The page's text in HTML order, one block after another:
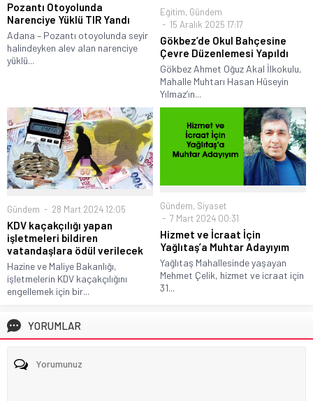
Pozantı Otoyolunda
Narenciye Yüklü TIR Yandı
Adana – Pozantı otoyolunda seyir
halindeyken alev alan narenciye
yüklü...
Eğitim, Gündem
15 Aralık 2025 17:17
Gökbez’de Okul Bahçesine
Çevre Düzenlemesi Yapıldı
Gökbez Ahmet Oğuz Akal İlkokulu,
Mahalle Muhtarı Hasan Hüseyin
Yılmaz’ın...
Gündem 28 Mart 2024 12:05
KDV kaçakçılığı yapan
işletmeleri bildiren
vatandaşlara ödül verilecek
Hazine ve Maliye Bakanlığı,
işletmelerin KDV kaçakçılığını
engellemek için bir...
Gündem, Siyaset
7 Mart 2024 00:31
Hizmet ve İcraat İçin
Yağlıtaş’a Muhtar Adayıyım
Yağlıtaş Mahallesinde yaşayan
Mehmet Çelik, hizmet ve icraat için
31...
YORUMLAR